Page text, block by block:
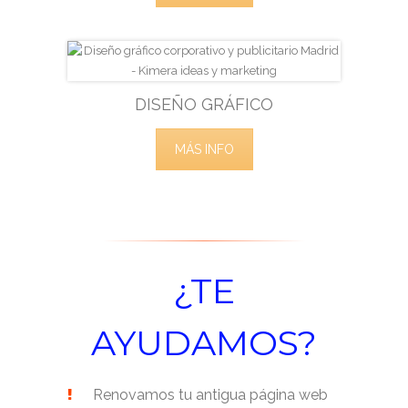
DISEÑO GRÁFICO
MÁS INFO
¿TE
AYUDAMOS?
Renovamos tu antigua página web